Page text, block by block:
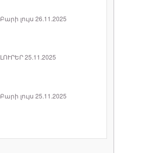
Բարի լույս 26.11.2025
ԼՈՒՐԵՐ 25.11.2025
Բարի լույս 25.11.2025